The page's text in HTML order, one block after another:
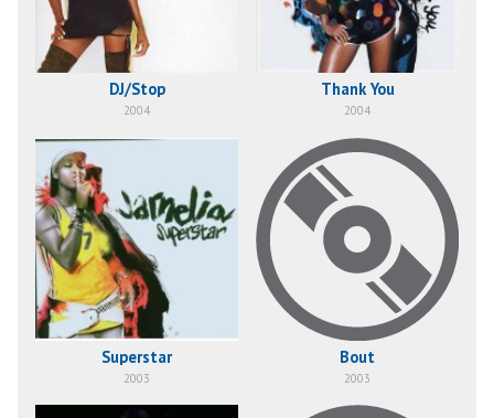
DJ/Stop
2004
Thank You
2004
Superstar
2003
Bout
2003